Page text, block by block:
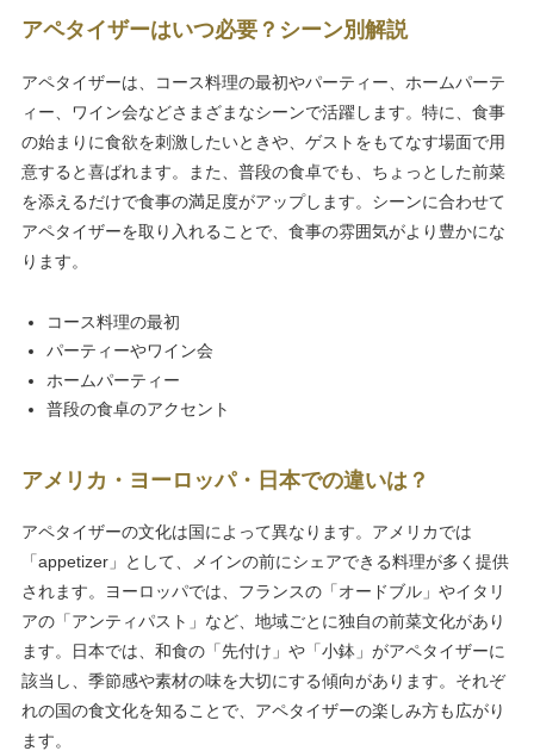
アペタイザーはいつ必要？シーン別解説
アペタイザーは、コース料理の最初やパーティー、ホームパーテ
ィー、ワイン会などさまざまなシーンで活躍します。特に、食事
の始まりに食欲を刺激したいときや、ゲストをもてなす場面で用
意すると喜ばれます。また、普段の食卓でも、ちょっとした前菜
を添えるだけで食事の満足度がアップします。シーンに合わせて
アペタイザーを取り入れることで、食事の雰囲気がより豊かにな
ります。
コース料理の最初
パーティーやワイン会
ホームパーティー
普段の食卓のアクセント
アメリカ・ヨーロッパ・日本での違いは？
アペタイザーの文化は国によって異なります。アメリカでは
「appetizer」として、メインの前にシェアできる料理が多く提供
されます。ヨーロッパでは、フランスの「オードブル」やイタリ
アの「アンティパスト」など、地域ごとに独自の前菜文化があり
ます。日本では、和食の「先付け」や「小鉢」がアペタイザーに
該当し、季節感や素材の味を大切にする傾向があります。それぞ
れの国の食文化を知ることで、アペタイザーの楽しみ方も広がり
ます。